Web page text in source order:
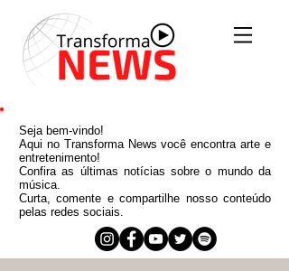
Seja bem-vindo!
Aqui no Transforma News você encontra arte e
entretenimento!
Confira as últimas notícias sobre o mundo da
música.
Curta, comente e compartilhe nosso conteúdo
pelas redes sociais.